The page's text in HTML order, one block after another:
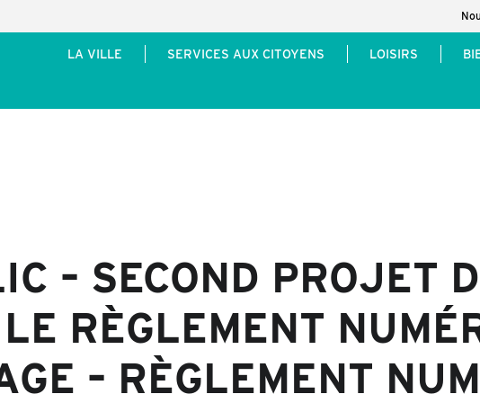
LA VILLE SERVICES AUX CITOYENS LOISIRS
– SECOND PROJET
RÈGLEMENT
– RÈGLEMENT